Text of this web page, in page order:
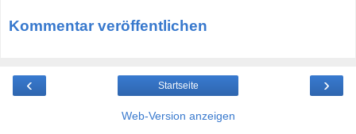
Kommentar veröffentlichen
‹ ›
Startseite
Web-Version anzeigen